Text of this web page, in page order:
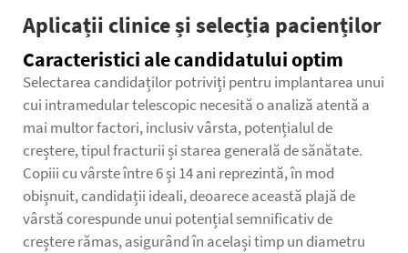
Aplicații clinice și selecția pacienților
Caracteristici ale candidatului optim
Selectarea candidaților potriviți pentru implantarea unui
cui intramedular telescopic necesită o analiză atentă a
mai multor factori, inclusiv vârsta, potențialul de
creștere, tipul fracturii și starea generală de sănătate.
Copiii cu vârste între 6 și 14 ani reprezintă, în mod
obișnuit, candidații ideali, deoarece această plajă de
vârstă corespunde unui potențial semnificativ de
creștere rămas, asigurând în același timp un diametru